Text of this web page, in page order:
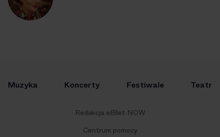
Muzyka Koncerty Festiwale Teatr
Redakcja eBilet NOW
Centrum pomocy